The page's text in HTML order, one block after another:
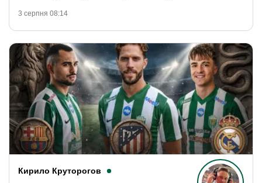
3 серпня 08:14
Кирило Круторогов